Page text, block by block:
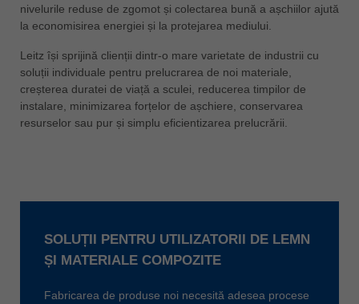
中文
ประเทศไทย
ไทย
Україна
yкраїнська
nivelurile reduse de zgomot și colectarea bună a așchiilor ajută
la economisirea energiei și la protejarea mediului.
Leitz își sprijină clienții dintr-o mare varietate de industrii cu
soluții individuale pentru prelucrarea de noi materiale,
creșterea duratei de viață a sculei, reducerea timpilor de
instalare, minimizarea forțelor de așchiere, conservarea
resurselor sau pur și simplu eficientizarea prelucrării.
SOLUȚII PENTRU UTILIZATORII DE LEMN
ȘI MATERIALE COMPOZITE
Fabricarea de produse noi necesită adesea procese